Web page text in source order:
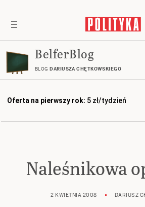
BelferBlog
BLOG DARIUSZA CHĘTKOWSKIEGO
Oferta na pierwszy rok: 5 zł/tydzień
Naleśnikowa
2 KWIETNIA 2008 DARIUSZ